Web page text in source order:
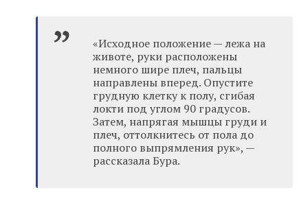
«Исходное положение — лежа на
животе, руки расположены
немного шире плеч, пальцы
направлены вперед. Опустите
грудную клетку к полу, сгибая
локти под углом 90 градусов.
Затем, напрягая мышцы груди и
плеч, оттолкнитесь от пола до
полного выпрямления рук», —
рассказала Бура.